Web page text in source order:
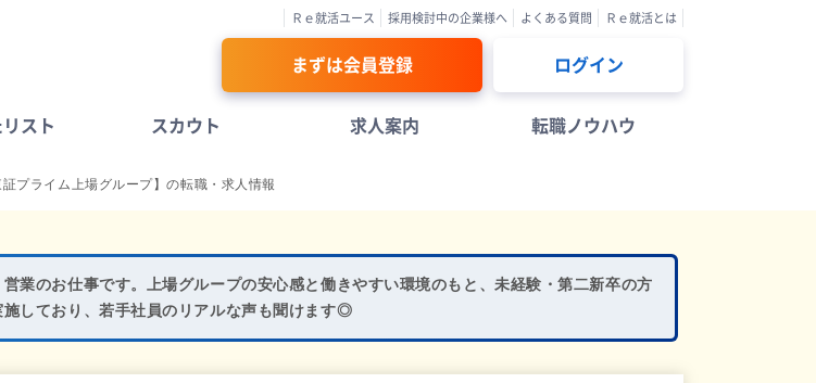
Ｒｅ就活ユース 採用検討中の企業様へ よくある質問 Ｒｅ就活とは
まずは会員登録 ログイン
スト スカウト 求人案内 転職ノウハウ
プライム上場グループ】の転職・求人情報
業のお仕事です。上場グループの安心感と働きやすい環境のもと、未経験・第二新卒の方
しており、若手社員のリアルな声も聞けます◎